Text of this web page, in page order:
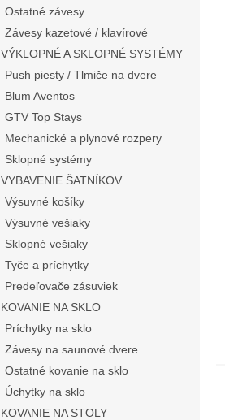
Ostatné závesy
Závesy kazetové / klavírové
VÝKLOPNÉ A SKLOPNÉ SYSTÉMY
Push piesty / Tlmiče na dvere
Blum Aventos
GTV Top Stays
Mechanické a plynové rozpery
Sklopné systémy
VYBAVENIE ŠATNÍKOV
Výsuvné košíky
Výsuvné vešiaky
Sklopné vešiaky
Tyče a príchytky
Predeľovače zásuviek
KOVANIE NA SKLO
Príchytky na sklo
Závesy na saunové dvere
Ostatné kovanie na sklo
Úchytky na sklo
KOVANIE NA STOLY